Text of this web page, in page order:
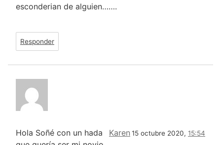
esconderian de alguien…….
Responder
Karen 15 octubre 2020, 15:54
Hola Soñé con un hada